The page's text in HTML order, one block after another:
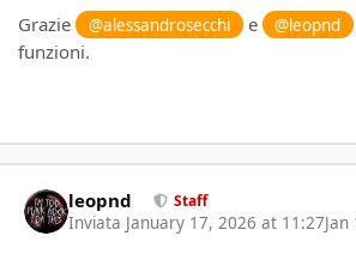
Grazie @alessandrosecchi e @leopnd
funzioni.
leopnd Staff
Inviata January 17, 2026 at 11:27Jan